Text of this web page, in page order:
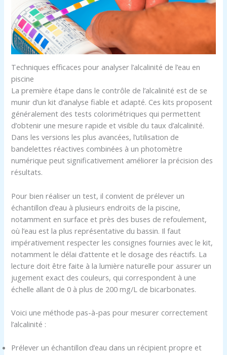
Techniques efficaces pour analyser l’alcalinité de l’eau en
piscine
La première étape dans le contrôle de l’alcalinité est de se
munir d’un kit d’analyse fiable et adapté. Ces kits proposent
généralement des tests colorimétriques qui permettent
d’obtenir une mesure rapide et visible du taux d’alcalinité.
Dans les versions les plus avancées, l’utilisation de
bandelettes réactives combinées à un photomètre
numérique peut significativement améliorer la précision des
résultats.
Pour bien réaliser un test, il convient de prélever un
échantillon d’eau à plusieurs endroits de la piscine,
notamment en surface et près des buses de refoulement,
où l’eau est la plus représentative du bassin. Il faut
impérativement respecter les consignes fournies avec le kit,
notamment le délai d’attente et le dosage des réactifs. La
lecture doit être faite à la lumière naturelle pour assurer un
jugement exact des couleurs, qui correspondent à une
échelle allant de 0 à plus de 200 mg/L de bicarbonates.
Voici une méthode pas-à-pas pour mesurer correctement
l’alcalinité :
Prélever un échantillon d’eau dans un récipient propre et